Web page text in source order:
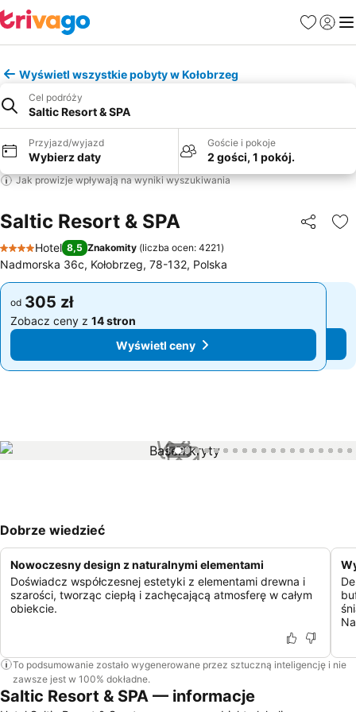
Ulubione
Wyświetl wszystkie pobyty w Kołobrzeg
Cel podróży
Saltic Resort & SPA
Przyjazd/wyjazd
Wybierz daty
Goście i pokoje
2 gości, 1 pokój.
Jak prowizje wpływają na wyniki wyszukiwania
Saltic Resort & SPA
4 Kategoria
Hotel 8,5 Znakomity (liczba ocen: 4221)
Nadmorska 36c, Kołobrzeg, 78-132, Polska
od 305 zł
Zobacz ceny z 14 stron
Wyświetl ceny
od 305 zł
Zobacz ceny z 14 stron
Wyświetl ceny
1 / 99
Dobrze wiedzieć
Nowoczesny design z naturalnymi elementami
Doświadcz współczesnej estetyki z elementami drewna i
szarości, tworząc ciepłą i zachęcającą atmosferę w całym
obiekcie.
To podsumowanie zostało wygenerowane przez sztuczną inteligencję i nie
zawsze jest w 100% dokładne.
Saltic Resort & SPA — informacje